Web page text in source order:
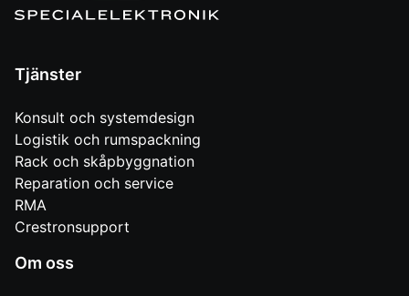
Tjänster
Konsult och systemdesign
Logistik och rumspackning
Rack och skåpbyggnation
Reparation och service
RMA
Crestronsupport
Om oss